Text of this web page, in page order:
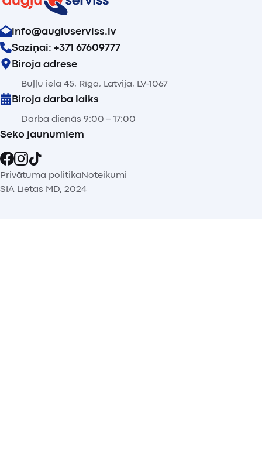
info@augluserviss.lv
Saziņai: +371 67609777
Biroja adrese
Buļļu iela 45, Rīga, Latvija, LV-1067
Biroja darba laiks
Darba dienās 9:00 – 17:00
Seko jaunumiem
Privātuma politikaNoteikumi
SIA Lietas MD, 2024